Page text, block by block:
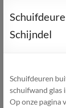
Schijndel
Schuifdeuren
schuifwand glas
Op onze pagina